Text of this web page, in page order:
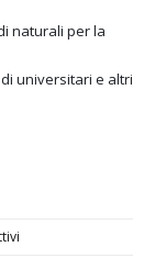
naturali per la
universitari e altri